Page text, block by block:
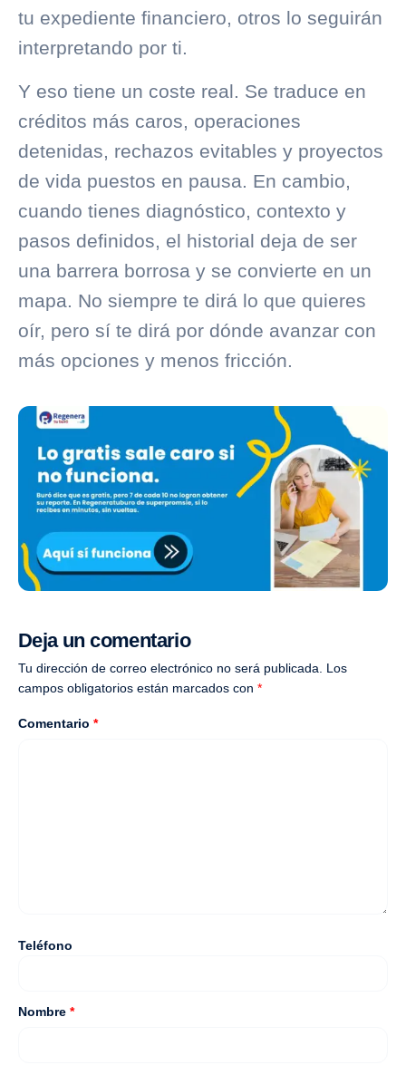
tu expediente financiero, otros lo seguirán
interpretando por ti.
Y eso tiene un coste real. Se traduce en
créditos más caros, operaciones
detenidas, rechazos evitables y proyectos
de vida puestos en pausa. En cambio,
cuando tienes diagnóstico, contexto y
pasos definidos, el historial deja de ser
una barrera borrosa y se convierte en un
mapa. No siempre te dirá lo que quieres
oír, pero sí te dirá por dónde avanzar con
más opciones y menos fricción.
Deja un comentario
Tu dirección de correo electrónico no será publicada.
Los
campos obligatorios están marcados con *
Comentario *
Teléfono
Nombre *